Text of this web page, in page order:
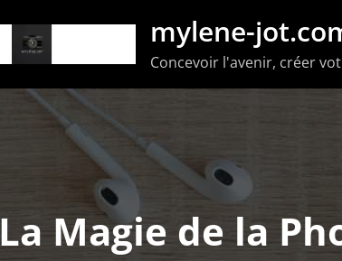
mylene-
Concevoir l'avenir, créer
La Magie de la